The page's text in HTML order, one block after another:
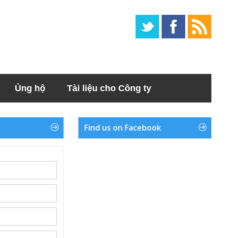
Ủng hộ Tài liệu cho Công ty
Find us on Facebook